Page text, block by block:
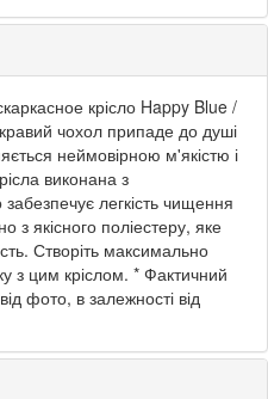
крісло Happy Blue /
чохол припаде до душі
неймовірною м'якістю і
виконана з
легкість чищення
з якісного поліестеру, яке
Створіть максимально
з цим кріслом. * Фактичний
фото, в залежності від